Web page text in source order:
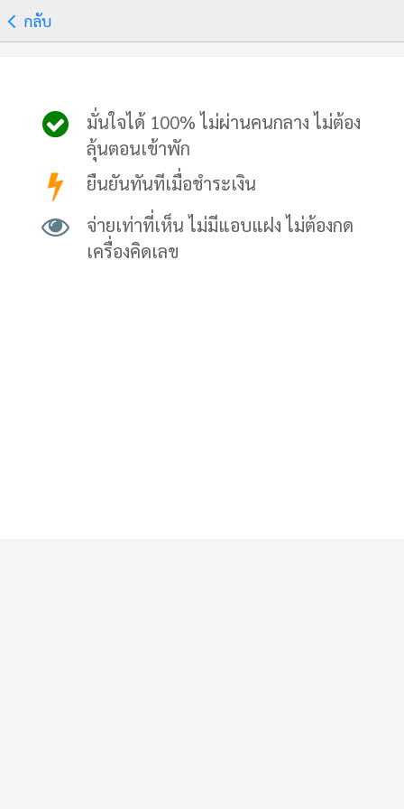
กลับ
มั่นใจได้ 100% ไม่ผ่านคนกลาง ไม่ต้อง
ลุ้นตอนเข้าพัก
ยืนยันทันทีเมื่อชำระเงิน
จ่ายเท่าที่เห็น ไม่มีแอบแฝง ไม่ต้องกด
เครื่องคิดเลข